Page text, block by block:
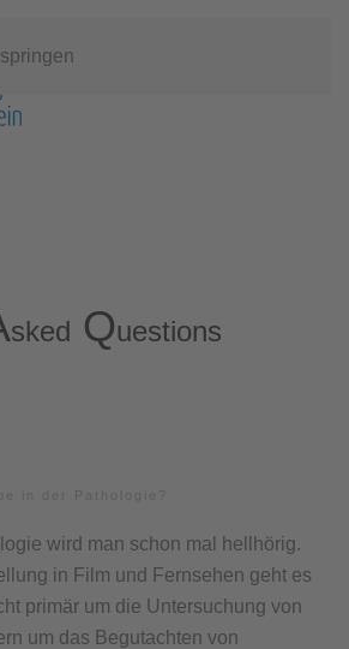
sked Questions
wird man schon mal hellhörig.
in Film und Fernsehen geht es
primär um die Untersuchung von
um das Begutachten von